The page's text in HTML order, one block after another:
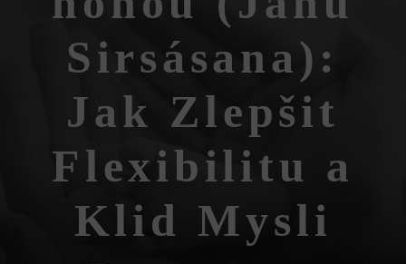
Sirsásana):
Jak Zlepšit
Flexibilitu a
Klid Mysli